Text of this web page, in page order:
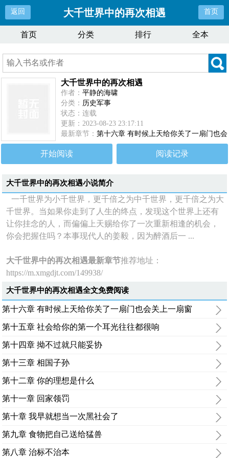
返回 大千世界中的再次相遇 首页
首页 分类 排行 全本
大千世界中的再次相遇
作者：平静的海啸
分类： 历史军事
状态：连载
更新：2023-08-23 23:17:11
最新章节：第十六章 有时候上天给你关了一扇门也会
关上一扇窗
开始阅读 阅读记录
大千世界中的再次相遇小说简介
一千世界为小千世界，更千倍之为中千世界，更千倍之为大
千世界。当如果你走到了人生的终点，发现这个世界上还有
让你挂念的人，而偏偏上天赐给你了一次重新相逢的机会，
你会把握住吗？本事现代人的姜毅，因为醉酒后一 ...
大千世界中的再次相遇最新章节推荐地址：
https://m.xmgdjt.com/149938/
大千世界中的再次相遇全文免费阅读
第十六章 有时候上天给你关了一扇门也会关上一扇窗
第十五章 社会给你的第一个耳光往往都很响
第十四章 拗不过就只能妥协
第十三章 相国子孙
第十二章 你的理想是什么
第十一章 回家领罚
第十章 我早就想当一次黑社会了
第九章 食物把自己送给猛兽
第八章 治标不治本